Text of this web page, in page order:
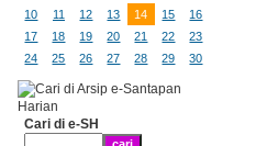
10
11 12 13 14 15
16
17
18 19 20 21 22
23
24
25 26 27 28 29 30
Cari di e-SH